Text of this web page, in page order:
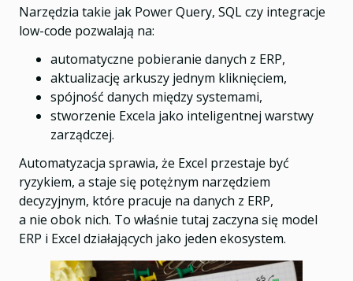
Narzędzia takie jak Power Query, SQL czy integracje
low-code pozwalają na:
automatyczne pobieranie danych z ERP,
aktualizację arkuszy jednym kliknięciem,
spójność danych między systemami,
stworzenie Excela jako inteligentnej warstwy
zarządczej.
Automatyzacja sprawia, że Excel przestaje być
ryzykiem, a staje się potężnym narzędziem
decyzyjnym, które pracuje na danych z ERP,
a nie obok nich. To właśnie tutaj zaczyna się model
ERP i Excel działających jako jeden ekosystem.